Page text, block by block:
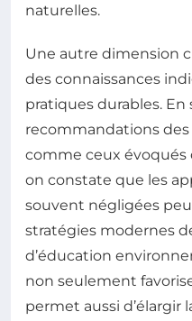
naturelles.
Une autre dimension
des connaissances
pratiques durables. En
recommandations
comme ceux évoqués
on constate que les
souvent négligées
stratégies modernes
d’éducation
non seulement
permet aussi d’élargir